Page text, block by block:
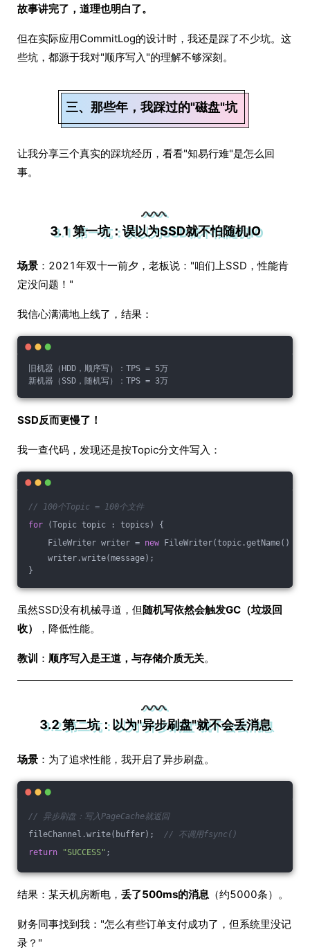
故事讲完了，道理也明白了。
但在实际应用CommitLog的设计时，我还是踩了不少坑。这
些坑，都源于我对"顺序写入"的理解不够深刻。
三、那些年，我踩过的"磁盘"坑
让我分享三个真实的踩坑经历，看看"知易行难"是怎么回
事。
3.1 第一坑：误以为SSD就不怕随机IO
场景 ：2021年双十一前夕，老板说："咱们上SSD，性能肯
定没问题！"
我信心满满地上线了，结果：
旧机器（HDD，顺序写）：TPS = 5万
新机器（SSD，随机写）：TPS = 3万
SSD反而更慢了！
我一查代码，发现还是按Topic分文件写入：
// 100个Topic = 100个文件
for (Topic topic : topics) {
FileWriter writer = new FileWriter(topic.getName() +
writer.write(message);
}
虽然SSD没有机械寻道，但随机写依然会触发GC（垃圾回
收）
，降低性能。
教训 ： 顺序写入是王道，与存储介质无关。
3.2 第二坑：以为"异步刷盘"就不会丢消息
场景 ：为了追求性能，我开启了异步刷盘。
// 异步刷盘：写入PageCache就返回
fileChannel.write(buffer); // 不调用fsync()
return
"SUCCESS" ;
结果：某天机房断电， 丢了500ms的消息 （约5000条）。
财务同事找到我："怎么有些订单支付成功了，但系统里没记
录？"